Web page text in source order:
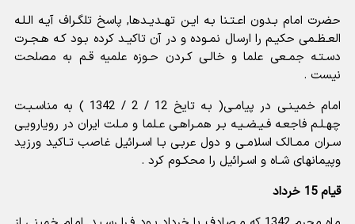
حضرت امام بـدون اعـتـنا بـه ایـن تهـدیـدها, پاسخ تلگـراف آیـه الـلـه
العـظـمى حکیـم را ارسال نمـوده و در آن تاکیـد کرده بـود کـه هـجـرت
دسـتـه جمـعى علما و خالـى کـردن حـوزه علمیه قـم به مصلحت
نیست .
امام خمیـنـى در پیامـى( بـه تایخ 12 / 2 / 1342 ) به مناسـبـت
چهـلـم فاجعـه فـیـضـیـه بـر همـراهـى عـلما و مـلت ایران در رویارویـى
سـران ممـالک اسلامـى و دول عربـى بـا اسـرائیل غاصب تـاکید ورزید
وپیمانهاى شـاه و اسـرائیل را محکـوم کرد .
قیام 15 خرداد